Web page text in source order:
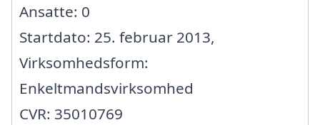
Ansatte: 0
Startdato: 25. februar 2013,
Virksomhedsform:
Enkeltmandsvirksomhed
CVR: 35010769